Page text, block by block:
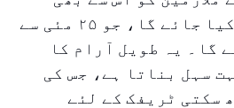
طویل وقفہ فراہم کیا جائے گا، جو ۲۵ مئی سے
گا۔ یہ طویل آرام کا
سہل بناتا ہے، جس کی
سکتی ٹریفک کے لئے